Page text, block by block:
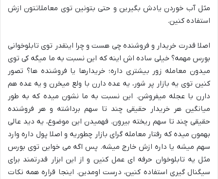
مثل آب خوردن یادش بگیرین و حتی بتونین توی معاملاتتون ازش
استفاده کنین.
اصلا قدرت خریدار و فروشنده چی هست و چرا اینقدر توی تابلوخوانی
بورس مهمه؟ خیلی ساده اش اینه که این نسبت به ما میگه کی توی
میدون معامله زور بیشتری داره؛ خریدارها یا فروشنده ها؟ تصور
کنین توی یه بازار پر شور، یه عده دارن با ولع میخرن و یه عده هم
دارن با عجله میفروشن. این نسبت به ما نشون میده که به طور
میانگین هر خریدار حقیقی چند تا سهم برداشته و هر فروشنده
حقیقی چند تا سهم ریخته بیرون. فهمیدن این موضوع، یه دید عالی
بهمون میده که رفتار معامله گرای بازار چطوریه و اصلا پول داره وارد
سهم میشه یا داره ازش خارج میشه. پس اگه می خواین توی بورس
مثل یه تابلوخوان حرفه ای عمل کنین و از این ابزار قدرتمند برای
سیگنال گیری استفاده کنین، درست اومدین. اینجا قراره همه نکات